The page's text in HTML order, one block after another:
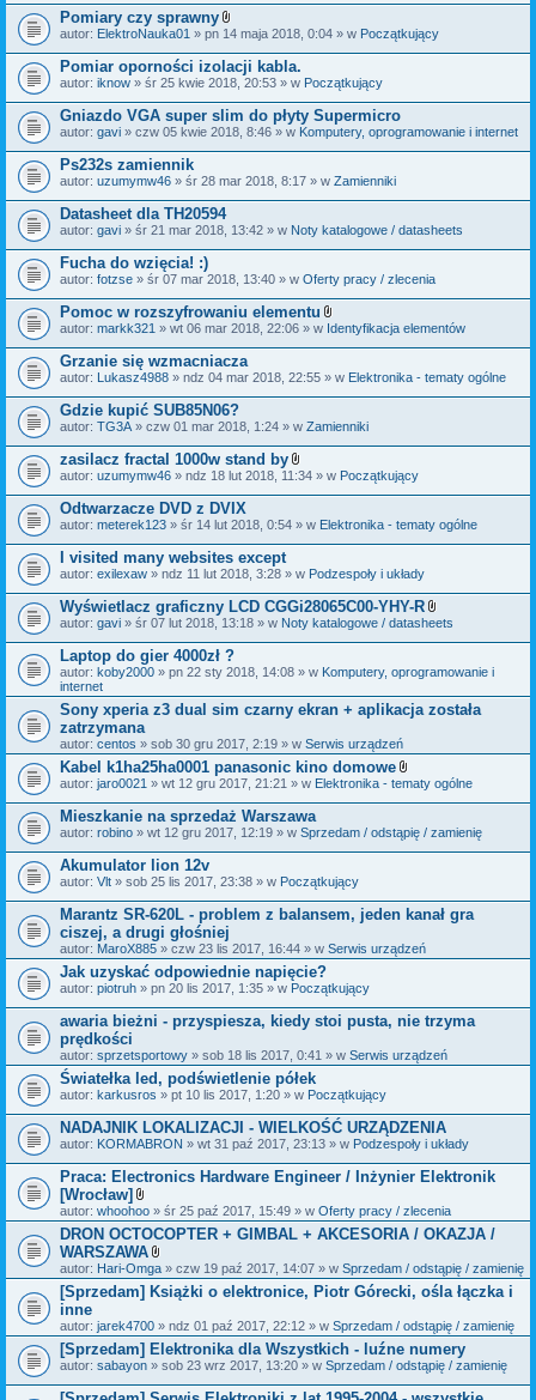
ł
c
z
i
k
i
Pomiary czy sprawny
Z
ł
ą
c
z
n
i
autor: ElektroNauka01 » pn 14 maja 2018, 0:04 » w Początkujący
Pomiar oporności izolacji kabla.
autor: iknow » śr 25 kwie 2018, 20:53 » w Początkujący
Gniazdo VGA super slim do płyty Supermicro
autor: gavi » czw 05 kwie 2018, 8:46 » w Komputery, oprogramowanie i internet
Ps232s zamiennik
autor: uzumymw46 » śr 28 mar 2018, 8:17 » w Zamienniki
Datasheet dla TH20594
autor: gavi » śr 21 mar 2018, 13:42 » w Noty katalogowe / datasheets
Fucha do wzięcia! :)
autor: fotzse » śr 07 mar 2018, 13:40 » w Oferty pracy / zlecenia
Pomoc w rozszyfrowaniu elementu
Z
ł
c
z
i
autor: markk321 » wt 06 mar 2018, 22:06 » w Identyfikacja elementów
Grzanie się wzmacniacza
autor: Lukasz4988 » ndz 04 mar 2018, 22:55 » w Elektronika - tematy ogólne
Gdzie kupić SUB85N06?
autor: TG3A » czw 01 mar 2018, 1:24 » w Zamienniki
zasilacz fractal 1000w stand by
Z
ł
c
z
i
i
autor: uzumymw46 » ndz 18 lut 2018, 11:34 » w Początkujący
Odtwarzacze DVD z DVIX
autor: meterek123 » śr 14 lut 2018, 0:54 » w Elektronika - tematy ogólne
I visited many websites except
autor: exilexaw » ndz 11 lut 2018, 3:28 » w Podzespoły i układy
Wyświetlacz graficzny LCD CGGi28065C00-YHY-R
Z
ł
c
n
i
autor: gavi » śr 07 lut 2018, 13:18 » w Noty katalogowe / datasheets
Laptop do gier 4000zł ?
autor: koby2000 » pn 22 sty 2018, 14:08 » w Komputery, oprogramowanie i
internet
Sony xperia z3 dual sim czarny ekran + aplikacja została
zatrzymana
autor: centos » sob 30 gru 2017, 2:19 » w Serwis urządzeń
Kabel k1ha25ha0001 panasonic kino domowe
Z
ł
c
z
i
autor: jaro0021 » wt 12 gru 2017, 21:21 » w Elektronika - tematy ogólne
Mieszkanie na sprzedaż Warszawa
autor: robino » wt 12 gru 2017, 12:19 » w Sprzedam / odstąpię / zamienię
Akumulator lion 12v
autor: Vlt » sob 25 lis 2017, 23:38 » w Początkujący
Marantz SR-620L - problem z balansem, jeden kanał gra
ciszej, a drugi głośniej
autor: MaroX885 » czw 23 lis 2017, 16:44 » w Serwis urządzeń
Jak uzyskać odpowiednie napięcie?
autor: piotruh » pn 20 lis 2017, 1:35 » w Początkujący
awaria bieżni - przyspiesza, kiedy stoi pusta, nie trzyma
prędkości
autor: sprzetsportowy » sob 18 lis 2017, 0:41 » w Serwis urządzeń
Światełka led, podświetlenie półek
autor: karkusros » pt 10 lis 2017, 1:20 » w Początkujący
NADAJNIK LOKALIZACJI - WIELKOŚĆ URZĄDZENIA
autor: KORMABRON » wt 31 paź 2017, 23:13 » w Podzespoły i układy
Praca: Electronics Hardware Engineer / Inżynier Elektronik
[Wrocław]
Z
a
ł
ą
c
z
k
i
autor: whoohoo » śr 25 paź 2017, 15:49 » w Oferty pracy / zlecenia
DRON OCTOCOPTER + GIMBAL + AKCESORIA / OKAZJA /
WARSZAWA
Z
a
ł
c
z
n
i
i
autor: Hari-Omga » czw 19 paź 2017, 14:07 » w Sprzedam / odstąpię / zamienię
[Sprzedam] Książki o elektronice, Piotr Górecki, ośla łączka i
inne
autor: jarek4700 » ndz 01 paź 2017, 22:12 » w Sprzedam / odstąpię / zamienię
[Sprzedam] Elektronika dla Wszystkich - luźne numery
autor: sabayon » sob 23 wrz 2017, 13:20 » w Sprzedam / odstąpię / zamienię